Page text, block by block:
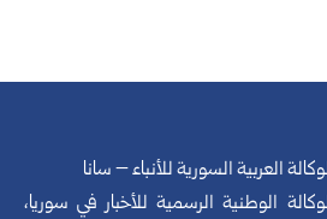
العربية السورية للأنباء – سانا
الوطنية الرسمية للأخبار في سوريا،